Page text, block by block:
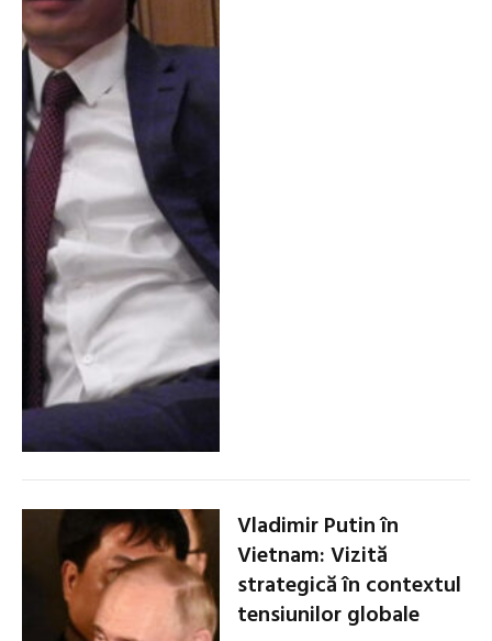
Vladimir Putin în
Vietnam: Vizită
strategică în contextul
tensiunilor globale